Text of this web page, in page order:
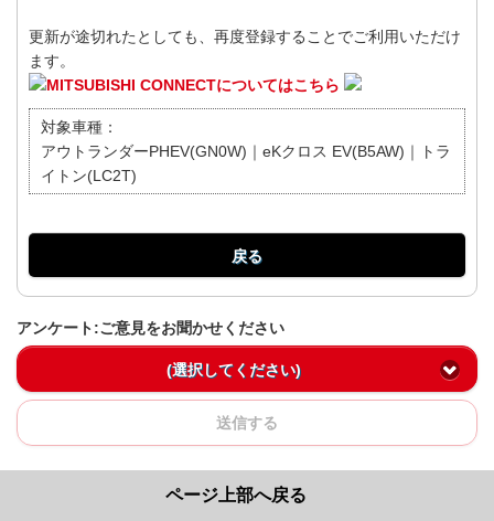
更新が途切れたとしても、再度登録することでご利用いただけ
ます。
MITSUBISHI CONNECTについてはこちら
対象車種：
アウトランダーPHEV(GN0W)｜eKクロス EV(B5AW)｜トラ
イトン(LC2T)
戻る
アンケート:ご意見をお聞かせください
(選択してください)
送信する
ページ上部へ戻る